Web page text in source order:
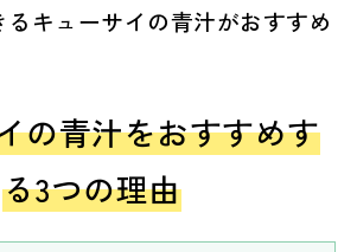
キューサイの青汁がおすすめ
の青汁をおすすめす
る3つの理由